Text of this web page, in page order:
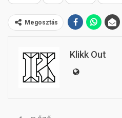
Megosztás
Klikk Out